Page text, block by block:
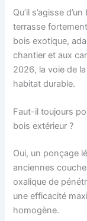
Qu’il s’agisse
terrasse
bois exotique,
chantier et aux
2026, la voie de
habitat durable.
Faut-il toujours
bois extérieur ?
Oui, un ponçage
anciennes
oxalique de
une efficacité
homogène.